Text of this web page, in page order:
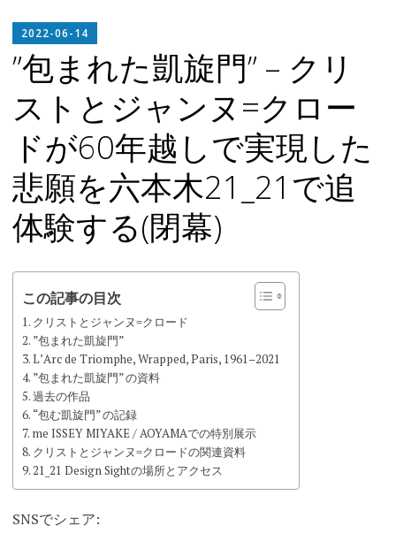
ン
テ
ツ
へ
ス
キ
ッ
プ
2022-06-14
CHIEF
”包まれた凱旋門” – クリ
ストとジャンヌ=クロー
ドが60年越しで実現した
悲願を六本木21_21で追
体験する(閉幕)
この記事の目次
クリストとジャンヌ=クロード
”包まれた凱旋門”
LʼArc de Triomphe, Wrapped, Paris, 1961–2021
”包まれた凱旋門” の資料
過去の作品
“包む凱旋門” の記録
me ISSEY MIYAKE / AOYAMAでの特別展示
クリストとジャンヌ=クロードの関連資料
21_21 Design Sightの場所とアクセス
SNSでシェア: